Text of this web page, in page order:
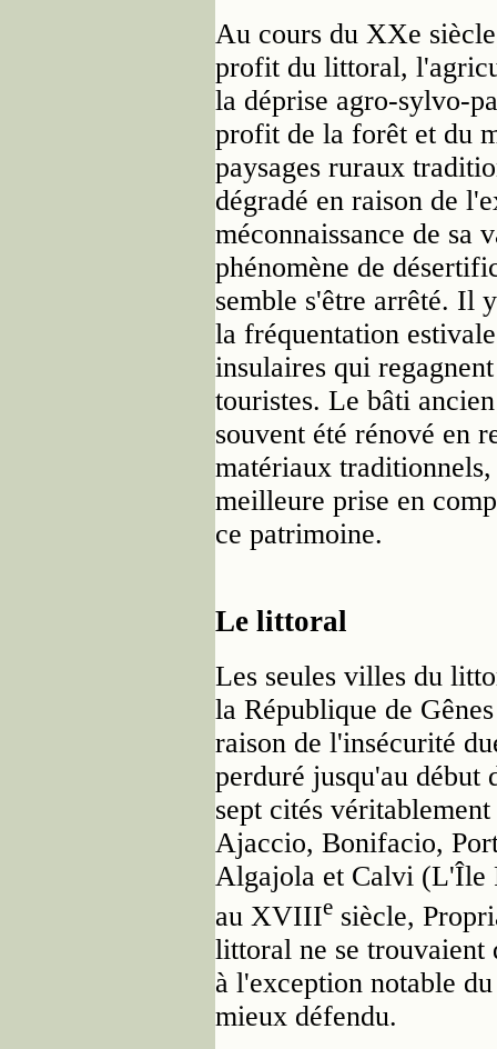
Au cours du XXe
profit du littoral,
la déprise agro-sylvo-
profit de la forêt et du
paysages ruraux
dégradé en raison de
méconnaissance de sa
phénomène de
semble s'être arrêté. Il
la fréquentation
insulaires qui
touristes. Le bâti
souvent été rénové en
matériaux
meilleure prise en
ce patrimoine.
Le littoral
Les seules villes du
la République de
raison de l'insécurité
perduré jusqu'au
sept cités
Ajaccio, Bonifacio,
Algajola et Calvi (L'Île
au XVIIIe siècle,
littoral ne se trouvaient
à l'exception notable
mieux défendu.